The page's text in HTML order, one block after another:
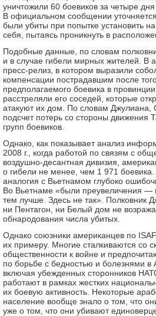
уничтожили 60 боевиков за четыре
В официальном сообщении
были убиты при попытке установить
себя, пытаясь проникнуть в
Подобные данные, по словам
и в случае гибели мирных жителей. В
пресс-релиз, в котором выразили
компенсации пострадавшим после
предполагаемого боевика в
расстреляли его соседей, которые
атакуют их дом. По словам Джулиана,
подсчет потерь со стороны движения
групп боевиков.
Однако, как показывает анализ
2008 г., когда работой по связям с
воздушно-десантная дивизия,
о гибели не менее, чем 1 971 боевика.
аналогия с Вьетнамом глубоко
Во Вьетнаме «были преувеличения —
тем лучше. Здесь не так». Полковник
ни Пентагон, ни Белый дом не
обнародования числа убитых.
Однако союзники американцев по
их примеру. Многие сталкиваются со
общественности к войне и
по борьбе с бедностью и болезнями в
включая убежденных сторонников
работают в рамках жестких
их боевую активность. Некоторые
население вообще знало о том, что
уже о том, что они убивают